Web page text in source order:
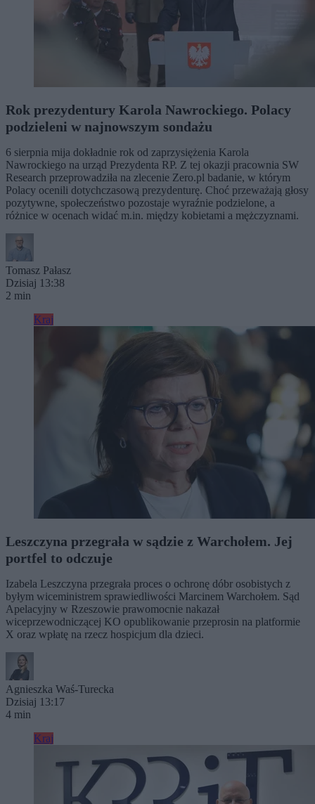
Rok prezydentury Karola Nawrockiego. Polacy
podzieleni w najnowszym sondażu
6 sierpnia mija dokładnie rok od zaprzysiężenia Karola
Nawrockiego na urząd Prezydenta RP. Z tej okazji pracownia SW
Research przeprowadziła na zlecenie Zero.pl badanie, w którym
Polacy ocenili dotychczasową prezydenturę. Choć przeważają głosy
pozytywne, społeczeństwo pozostaje wyraźnie podzielone, a
różnice w ocenach widać m.in. między kobietami a mężczyznami.
Tomasz Pałasz
Dzisiaj 13:38
2 min
Kraj
Leszczyna przegrała w sądzie z Warchołem. Jej
portfel to odczuje
Izabela Leszczyna przegrała proces o ochronę dóbr osobistych z
byłym wiceministrem sprawiedliwości Marcinem Warchołem. Sąd
Apelacyjny w Rzeszowie prawomocnie nakazał
wiceprzewodniczącej KO opublikowanie przeprosin na platformie
X oraz wpłatę na rzecz hospicjum dla dzieci.
Agnieszka Waś-Turecka
Dzisiaj 13:17
4 min
Kraj